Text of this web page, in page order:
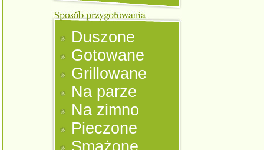
Duszone
Gotowane
Grillowane
Na parze
Na zimno
Pieczone
Smażone